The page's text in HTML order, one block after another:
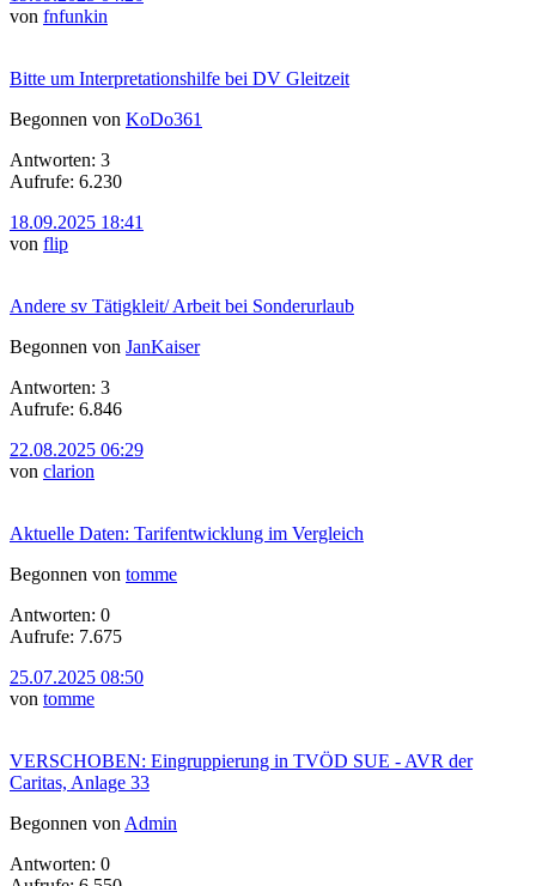
von fnfunkin
Bitte um Interpretationshilfe bei DV Gleitzeit
Begonnen von KoDo361
Antworten: 3
Aufrufe: 6.230
18.09.2025 18:41
von flip
Andere sv Tätigkleit/ Arbeit bei Sonderurlaub
Begonnen von JanKaiser
Antworten: 3
Aufrufe: 6.846
22.08.2025 06:29
von clarion
Aktuelle Daten: Tarifentwicklung im Vergleich
Begonnen von tomme
Antworten: 0
Aufrufe: 7.675
25.07.2025 08:50
von tomme
VERSCHOBEN: Eingruppierung in TVÖD SUE - AVR der
Caritas, Anlage 33
Begonnen von Admin
Antworten: 0